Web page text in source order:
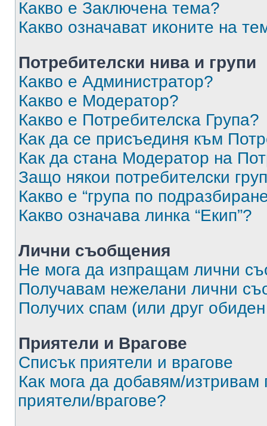
Какво е Заключена тема?
Какво означават иконите на
Потребителски нива и групи
Какво е Администратор?
Какво е Модератор?
Какво е Потребителска Група?
Как да се присъединя към
Как да стана Модератор на
Защо някои потребителски
Какво е “група по
Какво означава линка “Екип”?
Лични съобщения
Не мога да изпращам лични
Получавам нежелани лични
Получих спам (или друг
Приятели и Врагове
Списък приятели и врагове
Как мога да добавям/изтривам
приятели/врагове?